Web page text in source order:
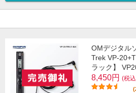
OMデジタル
Trek VP-
ラック】
8,450円 (税